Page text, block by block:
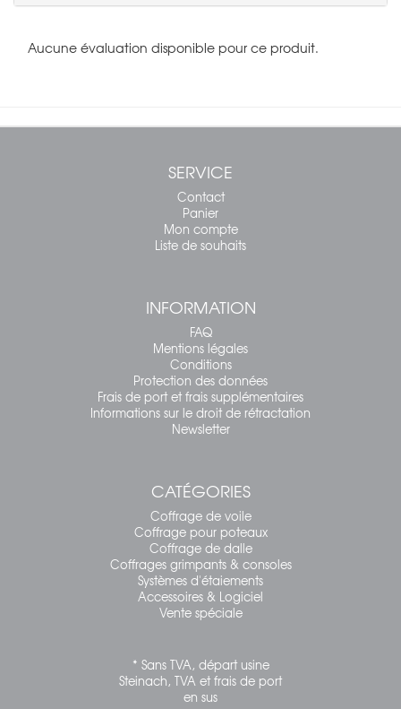
Aucune évaluation disponible pour ce produit.
SERVICE
Contact
Panier
Mon compte
Liste de souhaits
INFORMATION
FAQ
Mentions légales
Conditions
Protection des données
Frais de port et frais supplémentaires
Informations sur le droit de rétractation
Newsletter
CATÉGORIES
Coffrage de voile
Coffrage pour poteaux
Coffrage de dalle
Coffrages grimpants & consoles
Systèmes d'étaiements
Accessoires & Logiciel
Vente spéciale
* Sans TVA, départ usine
Steinach, TVA et frais de port
en sus